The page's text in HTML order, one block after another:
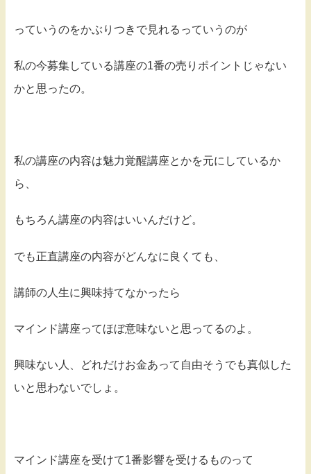
っていうのをかぶりつきで見れるっていうのが
私の今募集している講座の1番の売りポイントじゃない
かと思ったの。
私の講座の内容は魅力覚醒講座とかを元にしているか
ら、
もちろん講座の内容はいいんだけど。
でも正直講座の内容がどんなに良くても、
講師の人生に興味持てなかったら
マインド講座ってほぼ意味ないと思ってるのよ。
興味ない人、どれだけお金あって自由そうでも真似した
いと思わないでしょ。
マインド講座を受けて1番影響を受けるものって